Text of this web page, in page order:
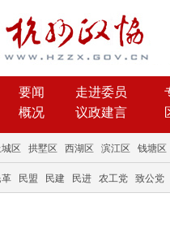
要闻 走进委员
概况
议政建言
区 拱墅区 西湖区 滨江区 钱塘区
革 民盟 民建 民进 农工党 致公党